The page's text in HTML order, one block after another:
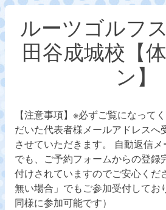
ルーツゴルフ
田谷成城校【
ン】
【注意事項】※必ずご覧になって
だいた代表者様メールアドレスへ
させていただきます。 自動返信
でも、ご予約フォームからの登録
付けされていますのでご安心くだ
無い場合」でもご参加受付してお
同様に参加可能です）